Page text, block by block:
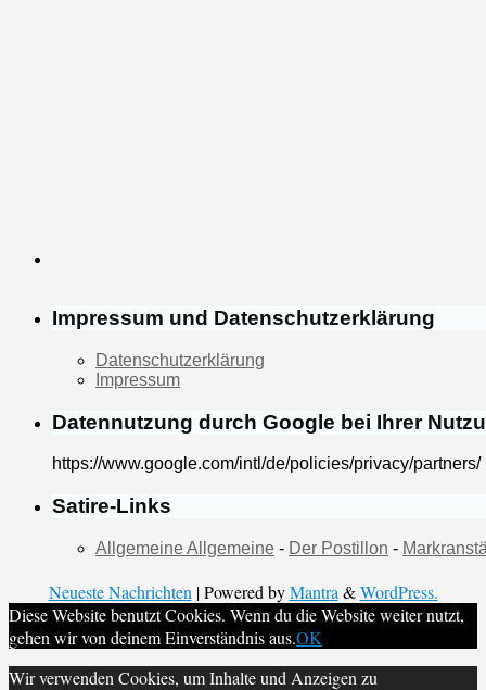
Impressum und Datenschutzerklärung
Datenschutzerklärung
Impressum
Datennutzung durch Google bei Ihrer
https://www.google.com/intl/de/policies/privacy/partners/
Satire-Links
Allgemeine Allgemeine - Der Postillon -
Neueste Nachrichten | Powered byMantra &WordPress.
Diese Website benutzt Cookies. Wenn du die Website weiter nutzt,
gehen wir von deinem Einverständnis aus.OK
Wir verwenden Cookies, um Inhalte und Anzeigen zu